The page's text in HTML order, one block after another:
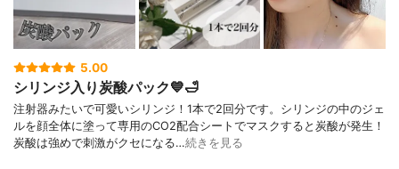
5.00
シリンジ入り炭酸パック💙🛁
注射器みたいで可愛いシリンジ！1本で2回分です。シリンジの中のジェ
ルを顔全体に塗って専用のCO2配合シートでマスクすると炭酸が発生！
炭酸は強めで刺激がクセになる…続きを見る